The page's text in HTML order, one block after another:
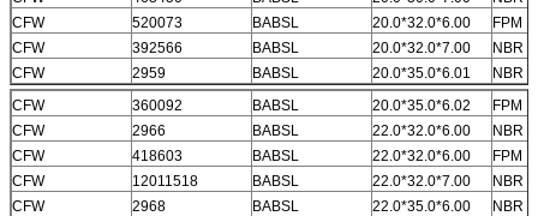
CFW
520073 BABSL 20.0*32.0*6.00
FPM
CFW
392566 BABSL 20.0*32.0*7.00
NBR
CFW
2959 BABSL 20.0*35.0*6.01
NBR
CFW
360092 BABSL 20.0*35.0*6.02
FPM
CFW
2966 BABSL 22.0*32.0*6.00
NBR
CFW
418603 BABSL 22.0*32.0*6.00
FPM
CFW
12011518 BABSL 22.0*32.0*7.00
NBR
CFW
2968 BABSL 22.0*35.0*6.00
NBR